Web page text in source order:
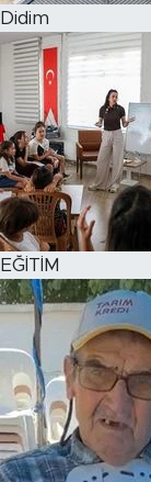
Didim
EĞİTİM